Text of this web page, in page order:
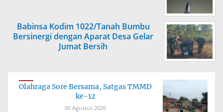
Babinsa Kodim 1022/Tanah Bumbu
Bersinergi dengan Aparat Desa Gelar
Jumat Bersih
Olahraga Sore Bersama, Satgas TMMD
ke-12
06 Agustus 2026